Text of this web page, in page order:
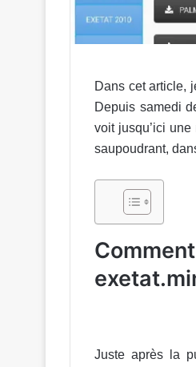
Dans cet article,
Depuis samedi
voit jusqu’ici
saupoudrant,
Juste après la